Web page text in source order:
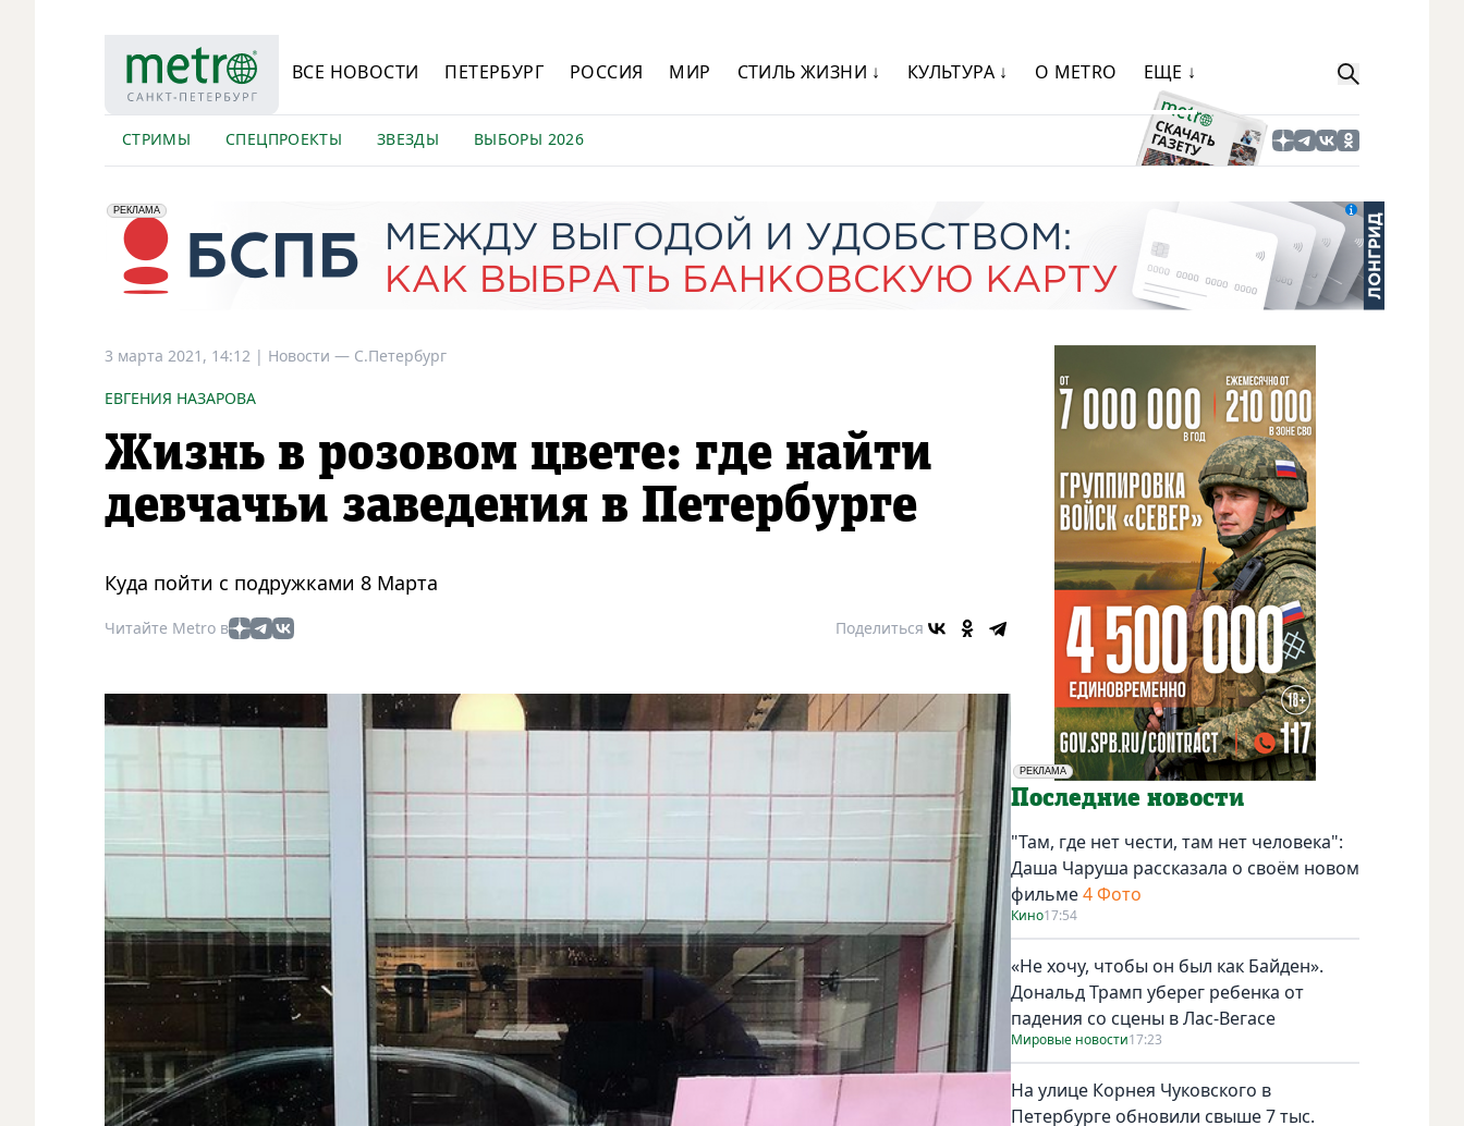
ВСЕ НОВОСТИ ПЕТЕРБУРГ РОССИЯ МИР СТИЛЬ ЖИЗНИ ↓ КУЛЬТУРА ↓ О METRO ЕЩЕ ↓
СТРИМЫ СПЕЦПРОЕКТЫ ЗВЕЗДЫ ВЫБОРЫ 2026
erid: 2VfnxyFybV5
РЕКЛАМА
ПАО "Банк "Санкт-Петербург", ИНН: 7831000027
3 марта 2021, 14:12 | Новости — С.Петербург
ЕВГЕНИЯ НАЗАРОВА
Жизнь в розовом цвете: где найти
девчачьи заведения в Петербурге
Куда пойти с подружками 8 Марта
Читайте Metro в Поделиться
РЕКЛАМА
Социальная реклама
Последние новости
"Там, где нет чести, там нет человека":
Даша Чаруша рассказала о своём новом
фильме4 Фото
Кино17:54
«Не хочу, чтобы он был как Байден».
Дональд Трамп уберег ребенка от
падения со сцены в Лас-Вегасе
Мировые новости17:23
На улице Корнея Чуковского в
Петербурге обновили свыше 7 тыс.